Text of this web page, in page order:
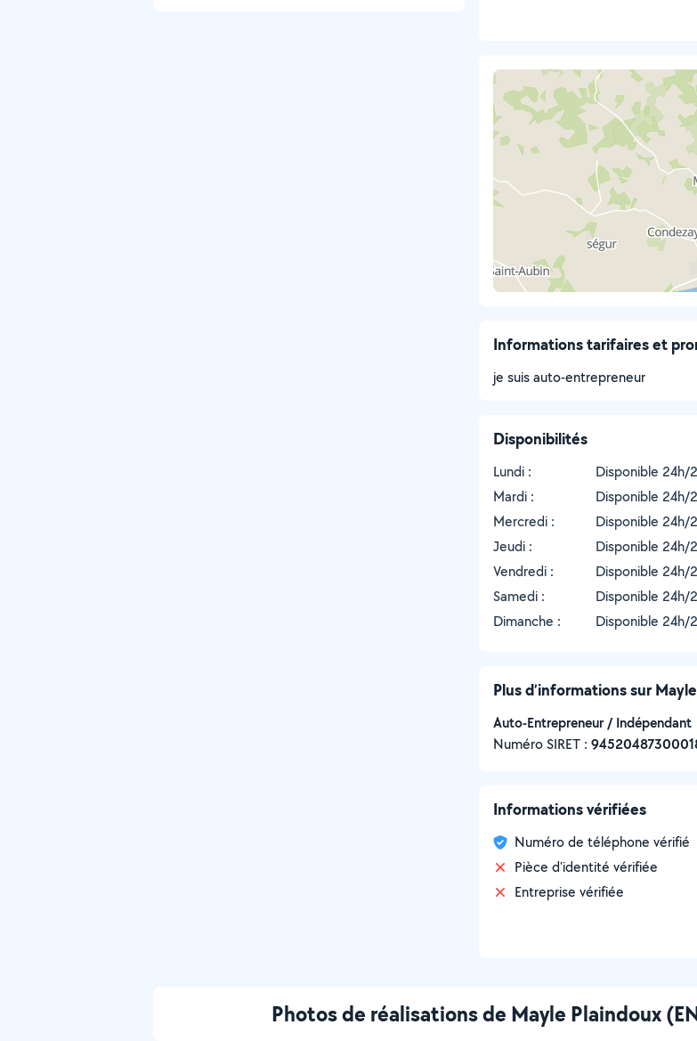
Informations tarifaires et
je suis auto-entrepreneur
Disponibilités
Lundi :
Disponible 24h/
Mardi :
Disponible 24h/
Mercredi :
Disponible 24h/
Jeudi :
Disponible 24h/
Vendredi :
Disponible 24h/
Samedi :
Disponible 24h/
Dimanche :
Disponible 24h/
Plus d’informations sur
Auto-Entrepreneur / Indépendant
Numéro SIRET :
Informations vérifiées
Numéro de téléphone vérifié
Pièce d'identité vérifiée
Entreprise vérifiée
Photos de réalisations de Mayle Plaindoux